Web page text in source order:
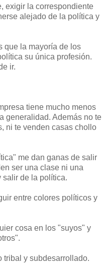
exigir la correspondiente
alejado de la política y
que la mayoría de los
su única profesión.
ir.
tiene mucho menos
generalidad. Además no te
ni te venden casas chollo
me dan ganas de salir
ser una clase ni una
salir de la política.
entre colores políticos y
cosa en los "suyos" y
tribal y subdesarrollado.